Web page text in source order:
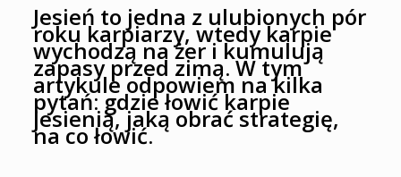
Jesień to jedna z ulubionych pór
roku karpiarzy, wtedy karpie
wychodzą na żer i kumulują
zapasy przed zimą. W tym
artykule odpowiem na kilka
pytań: gdzie łowić karpie
jesienią, jaką obrać strategię,
na co łowić.